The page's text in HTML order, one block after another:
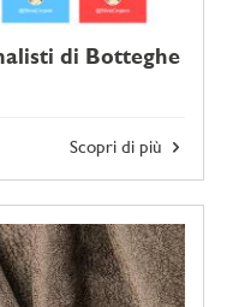
di Botteghe
Scopri di più